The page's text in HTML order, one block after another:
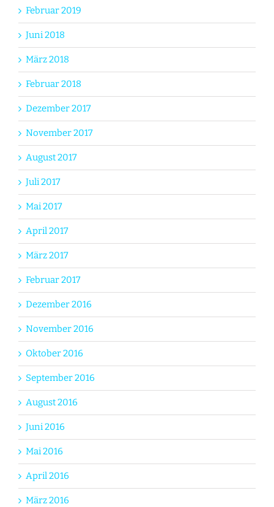
Februar 2019
Juni 2018
März 2018
Februar 2018
Dezember 2017
November 2017
August 2017
Juli 2017
Mai 2017
April 2017
März 2017
Februar 2017
Dezember 2016
November 2016
Oktober 2016
September 2016
August 2016
Juni 2016
Mai 2016
April 2016
März 2016